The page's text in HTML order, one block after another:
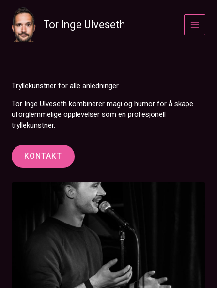
innholdet
Tor Inge Ulveseth
Tryllekunstner for alle anledninger
Tor Inge Ulveseth kombinerer magi og humor for å skape
uforglemmelige opplevelser som en profesjonell
tryllekunstner.
KONTAKT